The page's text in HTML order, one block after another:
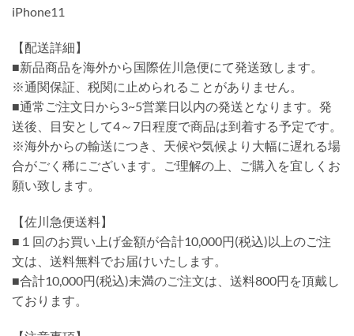
iPhone11
【配送詳細】
■新品商品を海外から国際佐川急便にて発送致します。
※通関保証、税関に止められることがありません。
■通常ご注文日から3~5営業日以内の発送となります。発
送後、目安として4～7日程度で商品は到着する予定です。
※海外からの輸送につき、天候や気候より大幅に遅れる場
合がごく稀にございます。ご理解の上、ご購入を宜しくお
願い致します。
【佐川急便送料】
■１回のお買い上げ金額が合計10,000円(税込)以上のご注
文は、送料無料でお届けいたします。
■合計10,000円(税込)未満のご注文は、送料800円を頂戴し
ております。